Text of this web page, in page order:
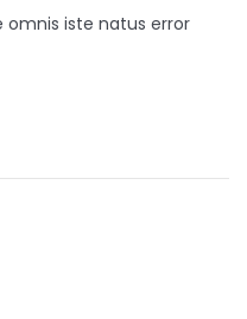
omnis iste natus error